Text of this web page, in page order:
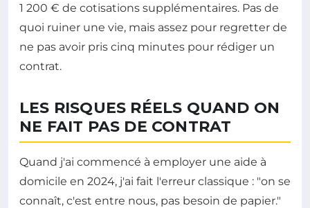
1 200 € de cotisations supplémentaires. Pas de
quoi ruiner une vie, mais assez pour regretter de
ne pas avoir pris cinq minutes pour rédiger un
contrat.
LES RISQUES RÉELS QUAND ON
NE FAIT PAS DE CONTRAT
Quand j'ai commencé à employer une aide à
domicile en 2024, j'ai fait l'erreur classique : "on se
connaît, c'est entre nous, pas besoin de papier."